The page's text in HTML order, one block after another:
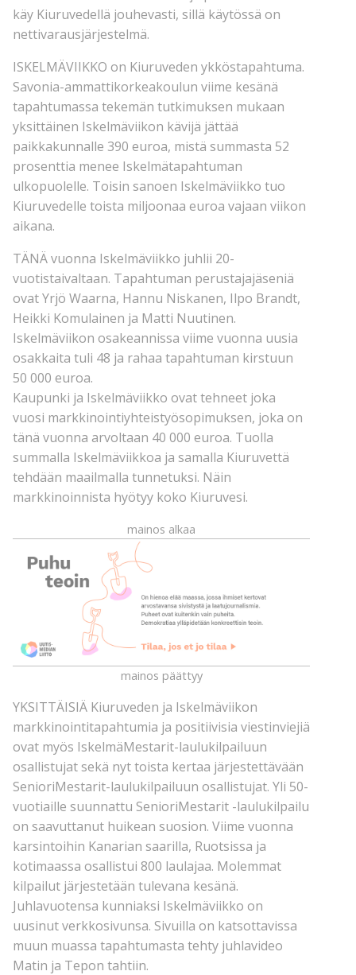
käy Kiuruvedellä jouhevasti, sillä käytössä on
nettivarausjärjestelmä.
ISKELMÄVIIKKO on Kiuruveden ykköstapahtuma.
Savonia-ammattikorkeakoulun viime kesänä
tapahtumassa tekemän tutkimuksen mukaan
yksittäinen Iskelmäviikon kävijä jättää
paikkakunnalle 390 euroa, mistä summasta 52
prosenttia menee Iskelmätapahtuman
ulkopuolelle. Toisin sanoen Iskelmäviikko tuo
Kiuruvedelle toista miljoonaa euroa vajaan viikon
aikana.
TÄNÄ vuonna Iskelmäviikko juhlii 20-
vuotistaivaltaan. Tapahtuman perustajajäseniä
ovat Yrjö Waarna, Hannu Niskanen, Ilpo Brandt,
Heikki Komulainen ja Matti Nuutinen.
Iskelmäviikon osakeannissa viime vuonna uusia
osakkaita tuli 48 ja rahaa tapahtuman kirstuun
50 000 euroa.
Kaupunki ja Iskelmäviikko ovat tehneet joka
vuosi markkinointiyhteistyösopimuksen, joka on
tänä vuonna arvoltaan 40 000 euroa. Tuolla
summalla Iskelmäviikkoa ja samalla Kiuruvettä
tehdään maailmalla tunnetuksi. Näin
markkinoinnista hyötyy koko Kiuruvesi.
mainos alkaa
mainos päättyy
YKSITTÄISIÄ Kiuruveden ja Iskelmäviikon
markkinointitapahtumia ja positiivisia viestinviejiä
ovat myös IskelmäMestarit-laulukilpailuun
osallistujat sekä nyt toista kertaa järjestettävään
SenioriMestarit-laulukilpailuun osallistujat. Yli 50-
vuotiaille suunnattu SenioriMestarit -laulukilpailu
on saavuttanut huikean suosion. Viime vuonna
karsintoihin Kanarian saarilla, Ruotsissa ja
kotimaassa osallistui 800 laulajaa. Molemmat
kilpailut järjestetään tulevana kesänä.
Juhlavuotensa kunniaksi Iskelmäviikko on
uusinut verkkosivunsa. Sivuilla on katsottavissa
muun muassa tapahtumasta tehty juhlavideo
Matin ja Tepon tahtiin.